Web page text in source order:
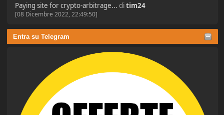
Paying site for crypto-arbitrage... ditim24
[08 Dicembre 2022, 22:49:50]
Entra su Telegram